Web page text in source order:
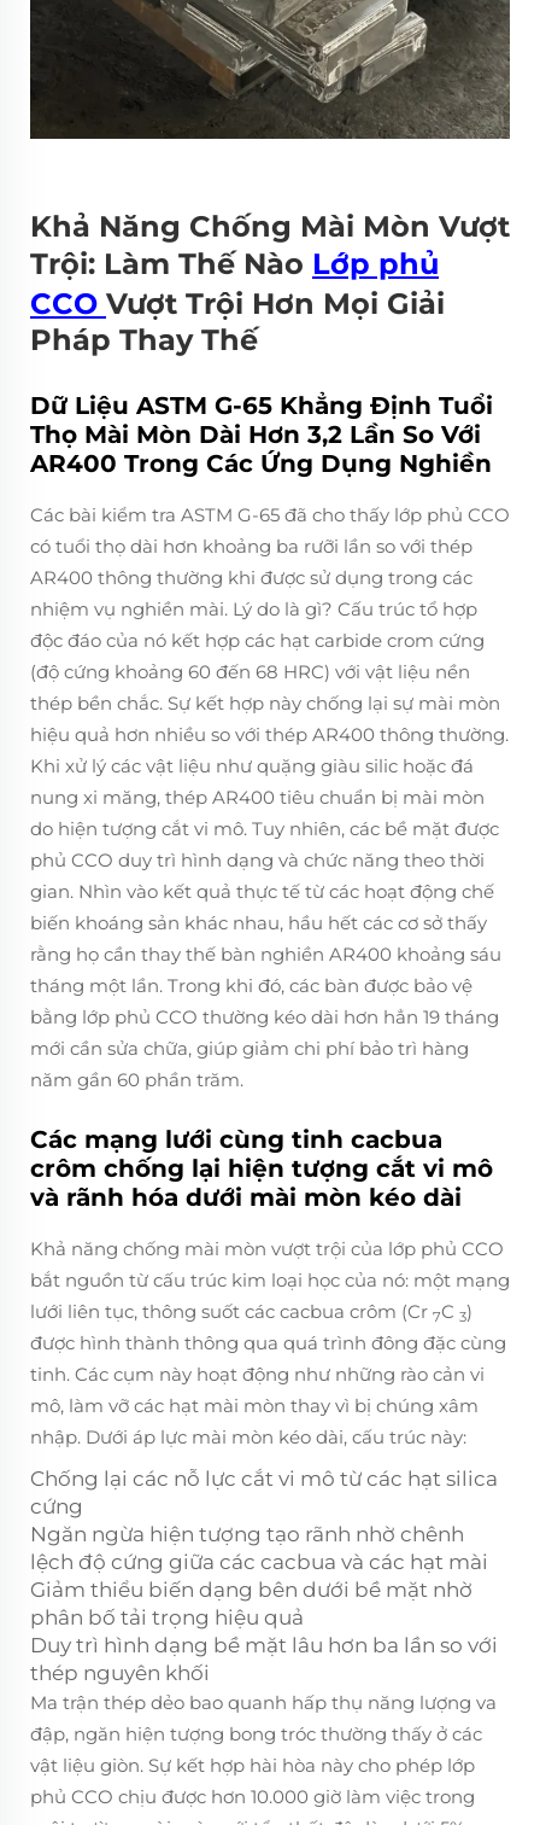
Khả Năng Chống Mài Mòn Vượt
Trội: Làm Thế Nào Lớp phủ
CCO Vượt Trội Hơn Mọi Giải
Pháp Thay Thế
Dữ Liệu ASTM G-65 Khẳng Định Tuổi
Thọ Mài Mòn Dài Hơn 3,2 Lần So Với
AR400 Trong Các Ứng Dụng Nghiền
Các bài kiểm tra ASTM G-65 đã cho thấy lớp phủ CCO
có tuổi thọ dài hơn khoảng ba rưỡi lần so với thép
AR400 thông thường khi được sử dụng trong các
nhiệm vụ nghiền mài. Lý do là gì? Cấu trúc tổ hợp
độc đáo của nó kết hợp các hạt carbide crom cứng
(độ cứng khoảng 60 đến 68 HRC) với vật liệu nền
thép bền chắc. Sự kết hợp này chống lại sự mài mòn
hiệu quả hơn nhiều so với thép AR400 thông thường.
Khi xử lý các vật liệu như quặng giàu silic hoặc đá
nung xi măng, thép AR400 tiêu chuẩn bị mài mòn
do hiện tượng cắt vi mô. Tuy nhiên, các bề mặt được
phủ CCO duy trì hình dạng và chức năng theo thời
gian. Nhìn vào kết quả thực tế từ các hoạt động chế
biến khoáng sản khác nhau, hầu hết các cơ sở thấy
rằng họ cần thay thế bàn nghiền AR400 khoảng sáu
tháng một lần. Trong khi đó, các bàn được bảo vệ
bằng lớp phủ CCO thường kéo dài hơn hẳn 19 tháng
mới cần sửa chữa, giúp giảm chi phí bảo trì hàng
năm gần 60 phần trăm.
Các mạng lưới cùng tinh cacbua
crôm chống lại hiện tượng cắt vi mô
và rãnh hóa dưới mài mòn kéo dài
Khả năng chống mài mòn vượt trội của lớp phủ CCO
bắt nguồn từ cấu trúc kim loại học của nó: một mạng
lưới liên tục, thông suốt các cacbua crôm (Cr 7C 3)
được hình thành thông qua quá trình đông đặc cùng
tinh. Các cụm này hoạt động như những rào cản vi
mô, làm vỡ các hạt mài mòn thay vì bị chúng xâm
nhập. Dưới áp lực mài mòn kéo dài, cấu trúc này:
Chống lại các nỗ lực cắt vi mô từ các hạt silica
cứng
Ngăn ngừa hiện tượng tạo rãnh nhờ chênh
lệch độ cứng giữa các cacbua và các hạt mài
Giảm thiểu biến dạng bên dưới bề mặt nhờ
phân bố tải trọng hiệu quả
Duy trì hình dạng bề mặt lâu hơn ba lần so với
thép nguyên khối
Ma trận thép dẻo bao quanh hấp thụ năng lượng va
đập, ngăn hiện tượng bong tróc thường thấy ở các
vật liệu giòn. Sự kết hợp hài hòa này cho phép lớp
phủ CCO chịu được hơn 10.000 giờ làm việc trong